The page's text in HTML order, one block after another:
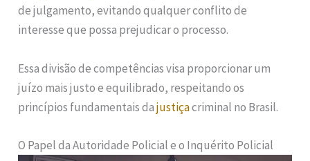
de julgamento, evitando qualquer conflito de
interesse que possa prejudicar o processo.
Essa divisão de competências visa proporcionar um
juízo mais justo e equilibrado, respeitando os
princípios fundamentais dajustiçacriminal no Brasil.
O Papel da Autoridade Policial e o Inquérito Policial